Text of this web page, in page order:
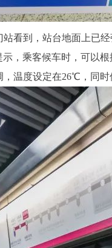
到，站台地面上已经
乘客候车时，可以根
温度设定在26℃，同时